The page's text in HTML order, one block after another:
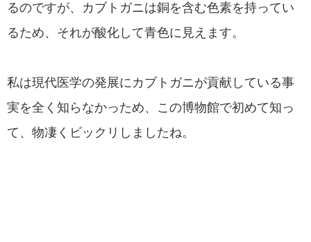
るのですが、カブトガニは銅を含む色素を持ってい
るため、それが酸化して青色に見えます。
私は現代医学の発展にカブトガニが貢献している事
実を全く知らなかっため、この博物館で初めて知っ
て、物凄くビックリしましたね。